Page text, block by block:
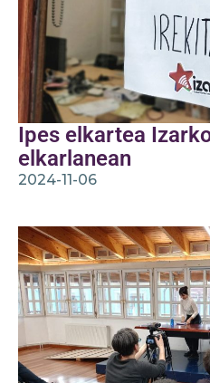
Ipes elkartea
elkarlanean
2024-11-06